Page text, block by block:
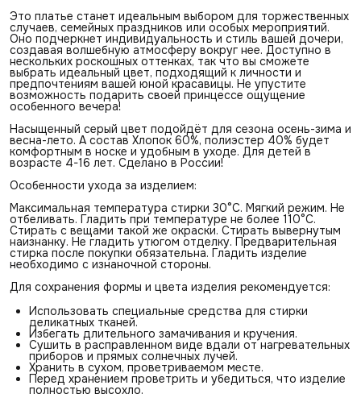
Это платье станет идеальным выбором для торжественных
случаев, семейных праздников или особых мероприятий.
Оно подчеркнет индивидуальность и стиль вашей дочери,
создавая волшебную атмосферу вокруг нее. Доступно в
нескольких роскошных оттенках, так что вы сможете
выбрать идеальный цвет, подходящий к личности и
предпочтениям вашей юной красавицы. Не упустите
возможность подарить своей принцессе ощущение
особенного вечера!
Насыщенный серый цвет подойдёт для сезона осень-зима и
весна-лето. А состав Хлопок 60%, полиэстер 40% будет
комфортным в носке и удобным в уходе. Для детей в
возрасте 4-16 лет. Сделано в России!
Особенности ухода за изделием:
Максимальная температура стирки 30°С. Мягкий режим. Не
отбеливать. Гладить при температуре не более 110°С.
Стирать с вещами такой же окраски. Стирать вывернутым
наизнанку. Не гладить утюгом отделку. Предварительная
стирка после покупки обязательна. Гладить изделие
необходимо с изнаночной стороны.
Для сохранения формы и цвета изделия рекомендуется:
Использовать специальные средства для стирки
деликатных тканей.
Избегать длительного замачивания и кручения.
Сушить в расправленном виде вдали от нагревательных
приборов и прямых солнечных лучей.
Хранить в сухом, проветриваемом месте.
Перед хранением проветрить и убедиться, что изделие
полностью высохло.